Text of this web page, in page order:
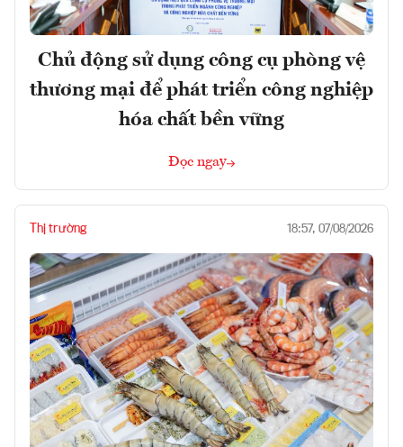
Chủ động sử dụng công cụ phòng vệ
thương mại để phát triển công nghiệp
hóa chất bền vững
Đọc ngay
Thị trường 18:57, 07/08/2026